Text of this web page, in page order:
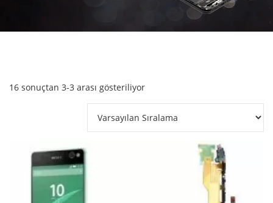
16 sonuçtan 3-3 arası gösteriliyor